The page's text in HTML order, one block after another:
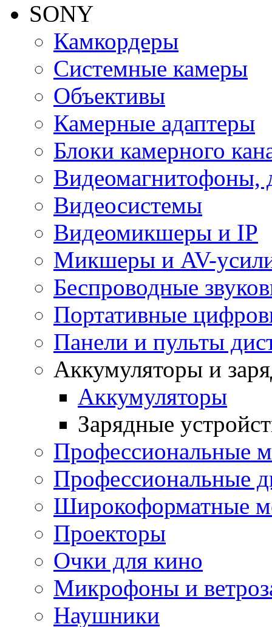
SONY
Камкордеры
Системные камеры
Объективы
Камерные адаптеры
Блоки камерного
Видеомагнитофоны,
Видеосистемы
Видеомикшеры и IP
Микшеры и AV-
Беспроводные
Портативные
Панели и пульты
Аккумуляторы и
Аккумуляторы
Зарядные
Профессиональные
Профессиональные
Широкоформатные
Проекторы
Очки для кино
Микрофоны и
Наушники